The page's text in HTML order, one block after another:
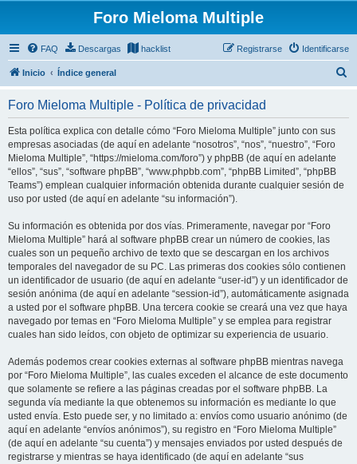
Foro Mieloma Multiple
FAQ Descargas hacklist Identificarse
Registrarse
Inicio Índice general
Foro Mieloma Multiple - Política de privacidad
Esta política explica con detalle cómo “Foro Mieloma Multiple” junto con sus
empresas asociadas (de aquí en adelante “nosotros”, “nos”, “nuestro”, “Foro
Mieloma Multiple”, “https://mieloma.com/foro”) y phpBB (de aquí en adelante
“ellos”, “sus”, “software phpBB”, “www.phpbb.com”, “phpBB Limited”, “phpBB
Teams”) emplean cualquier información obtenida durante cualquier sesión de
uso por usted (de aquí en adelante “su información”).
Su información es obtenida por dos vías. Primeramente, navegar por “Foro
Mieloma Multiple” hará al software phpBB crear un número de cookies, las
cuales son un pequeño archivo de texto que se descargan en los archivos
temporales del navegador de su PC. Las primeras dos cookies sólo contienen
un identificador de usuario (de aquí en adelante “user-id”) y un identificador de
sesión anónima (de aquí en adelante “session-id”), automáticamente asignada
a usted por el software phpBB. Una tercera cookie se creará una vez que haya
navegado por temas en “Foro Mieloma Multiple” y se emplea para registrar
cuales han sido leídos, con objeto de optimizar su experiencia de usuario.
Además podemos crear cookies externas al software phpBB mientras navega
por “Foro Mieloma Multiple”, las cuales exceden el alcance de este documento
que solamente se refiere a las páginas creadas por el software phpBB. La
segunda vía mediante la que obtenemos su información es mediante lo que
usted envía. Esto puede ser, y no limitado a: envíos como usuario anónimo (de
aquí en adelante “envíos anónimos”), su registro en “Foro Mieloma Multiple”
(de aquí en adelante “su cuenta”) y mensajes enviados por usted después de
registrarse y mientras se haya identificado (de aquí en adelante “sus